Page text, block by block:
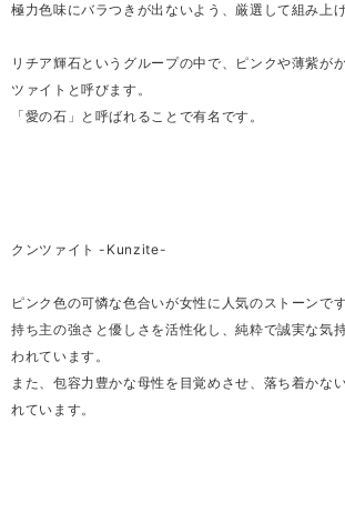
極力色味にバラつきが出ないよう、厳選して組み上げ
リチア輝石というグループの中で、ピンクや薄紫が
ツァイトと呼びます。
「愛の石」と呼ばれることで有名です。
クンツァイト -Kunzite-
ピンク色の可憐な色合いが女性に人気のストーンです
持ち主の強さと優しさを活性化し、純粋で誠実な気
われています。
また、包容力豊かな母性を目覚めさせ、落ち着かな
れています。